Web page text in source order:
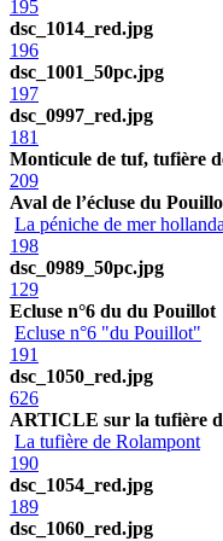
195
dsc_1014_red.jpg
196
dsc_1001_50pc.jpg
197
dsc_0997_red.jpg
181
Monticule de tuf, tufière
209
Aval de l’écluse du
La péniche de mer
198
dsc_0989_50pc.jpg
129
Ecluse n°6 du du Pouillot
Ecluse n°6 "du Pouillot"
191
dsc_1050_red.jpg
626
ARTICLE sur la tufière
La tufière de Rolampont
190
dsc_1054_red.jpg
189
dsc_1060_red.jpg